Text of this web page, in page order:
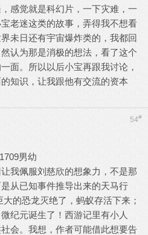
感觉就是科幻片，一下灾难，一
老迷这类的故事，弄得我不想看
未日还有宇宙爆炸类的，我都回
认为那是消极的想法，看了这个
面。所以以后小宝再跟我讨论，
知识，让我跟他有交流的资本
54#
男幼
让我佩服刘慈欣的想象力，不是那
从已知事件推导出来的天马行
的恐龙灭绝了，蚂蚁存活下来；
纪元诞生了！西游记里有小人
会。我想，作者可能借此想要告